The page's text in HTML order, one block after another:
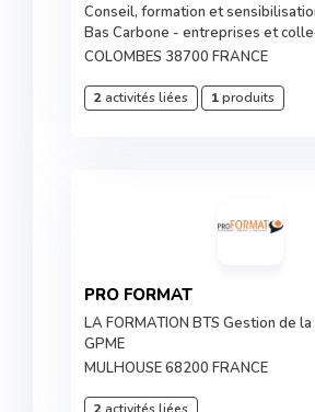
Conseil, formation et
Bas Carbone - entreprises et
COLOMBES 38700 FRANCE
2activités liées 1produits
PRO FORMAT
LA FORMATION BTS Gestion de la
GPME
MULHOUSE 68200 FRANCE